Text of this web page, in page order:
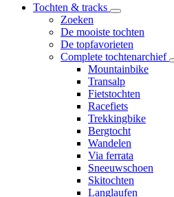
Tochten & tracks
Zoeken
De mooiste tochten
De topfavorieten
Complete tochtenarchief
Mountainbike
Transalp
Fietstochten
Racefiets
Trekkingbike
Bergtocht
Wandelen
Via ferrata
Sneeuwschoen
Skitochten
Langlaufen